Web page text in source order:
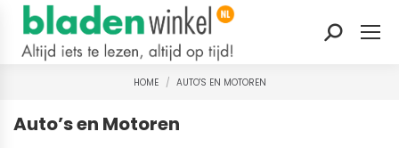
Zoeken:
Je bent hier:
HOME AUTO'S EN MOTOREN
Auto’s en Motoren